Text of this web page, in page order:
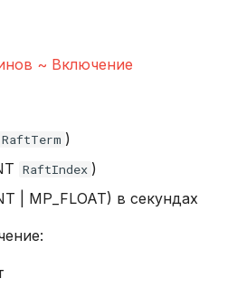
~ Включение
RaftTerm )
RaftIndex )
| MP_FLOAT) в секундах